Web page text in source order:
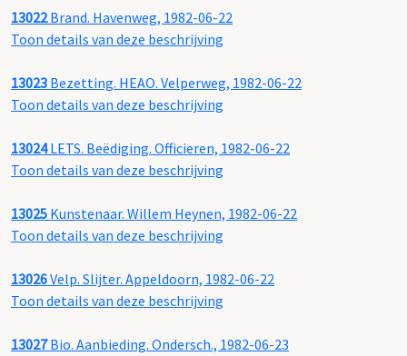
13022Brand. Havenweg, 1982-06-22
Toon details van deze beschrijving
13023 Bezetting. HEAO. Velperweg, 1982-06-22
Toon details van deze beschrijving
13024LETS. Beëdiging. Officieren, 1982-06-22
Toon details van deze beschrijving
13025 Kunstenaar. Willem Heynen, 1982-06-22
Toon details van deze beschrijving
13026Velp. Slijter. Appeldoorn, 1982-06-22
Toon details van deze beschrijving
13027Bio. Aanbieding. Ondersch., 1982-06-23